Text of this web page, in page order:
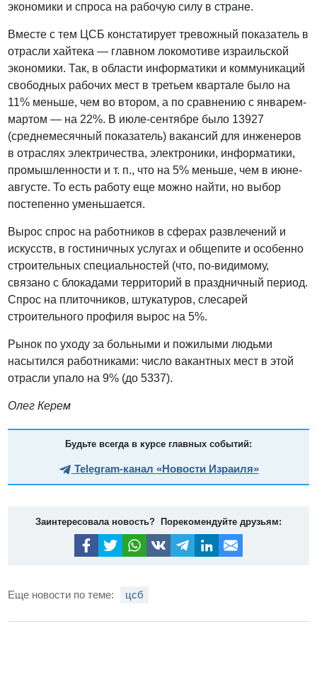
экономики и спроса на рабочую силу в стране.
Вместе с тем ЦСБ констатирует тревожный показатель в
отрасли хайтека — главном локомотиве израильской
экономики. Так, в области информатики и коммуникаций
свободных рабочих мест в третьем квартале было на
11% меньше, чем во втором, а по сравнению с январем-
мартом — на 22%. В июле-сентябре было 13927
(среднемесячный показатель) вакансий для инженеров
в отраслях электричества, электроники, информатики,
промышленности и т. п., что на 5% меньше, чем в июне-
августе. То есть работу еще можно найти, но выбор
постепенно уменьшается.
Вырос спрос на работников в сферах развлечений и
искусств, в гостиничных услугах и общепите и особенно
строительных специальностей (что, по-видимому,
связано с блокадами территорий в праздничный период.
Спрос на плиточников, штукатуров, слесарей
строительного профиля вырос на 5%.
Рынок по уходу за больными и пожилыми людьми
насытился работниками: число вакантных мест в этой
отрасли упало на 9% (до 5337).
Олег Керем
Будьте всегда в курсе главных событий:
Telegram-канал «Новости Израиля»
Заинтересовала новость? Порекомендуйте друзьям:
Еще новости по теме: цсб